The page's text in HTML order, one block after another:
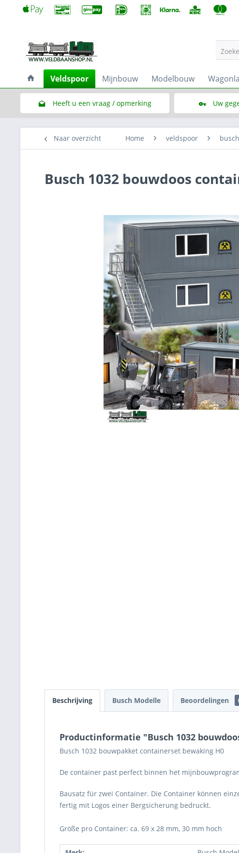
Veldspoor Mijnbouw Modelbouw
Heeft u een vraag / opmerking Uw
Naar overzicht
Home veldspoor
Busch 1032 bouwdoos
Beschrijving Busch Modelle Beoordelingen
Productinformatie "Busch 1032
Busch 1032 bouwpakket containerset bewaking H0
De container past perfect binnen het
Bausatz für zwei Container. Die Container können
fertig mit Logos einer Bergsicherung bedruckt.
Größe pro Container: ca. 69 x 28 mm, 30 mm hoch